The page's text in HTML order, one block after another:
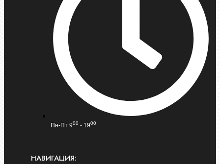
Пн-Пт 900 - 1900
НАВИГАЦИЯ: